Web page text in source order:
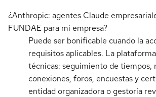
¿Anthropic: agentes Claude
FUNDAE para mi empresa?
Puede ser bonificable cuando la
requisitos aplicables. La
técnicas: seguimiento de tiempos,
conexiones, foros, encuestas y
entidad organizadora o gestoría